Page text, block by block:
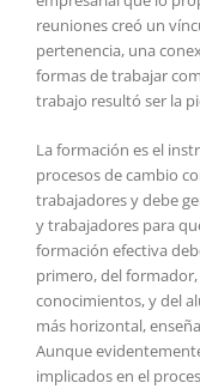
reuniones creó un
pertenencia, una
formas de trabajar
trabajo resultó ser la
La formación es el
procesos de cambio
trabajadores y debe
y trabajadores para
formación efectiva
primero, del
conocimientos, y del
más horizontal,
Aunque
implicados en el